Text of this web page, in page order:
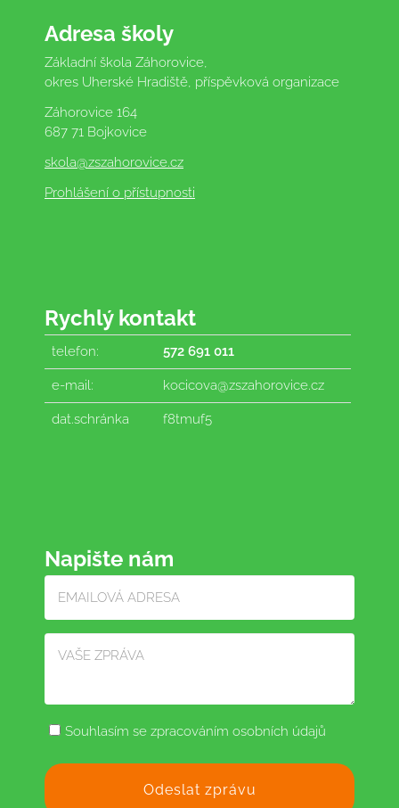
Adresa školy
Základní škola Záhorovice,
okres Uherské Hradiště, příspěvková organizace
Záhorovice 164
687 71 Bojkovice
skola@zszahorovice.cz
Prohlášení o přístupnosti
Rychlý kontakt
telefon: 572 691 011
e-mail: kocicova@zszahorovice.cz
dat.schránka f8tmuf5
Napište nám
Souhlasím se zpracováním osobních údajů